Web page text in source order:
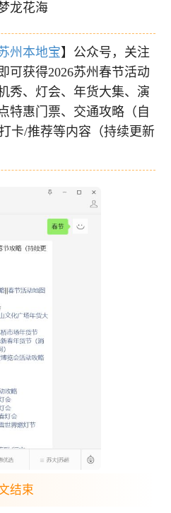
龙花海
州本地宝】公众号，关注
可获得2026苏州春节活动
秀、灯会、年货大集、演
特惠门票、交通攻略（自
卡/推荐等内容（持续更新
结束